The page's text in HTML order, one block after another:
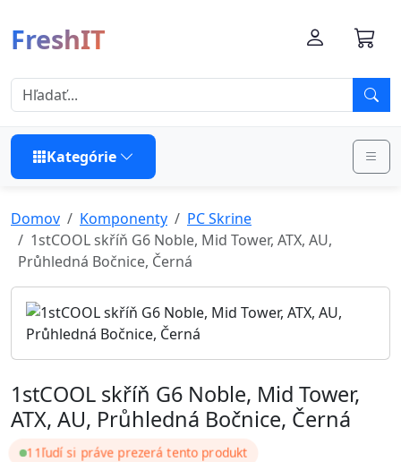
FreshIT
Kategórie
Domov Komponenty
PC Skrine
1stCOOL skříň G6 Noble, Mid Tower, ATX, AU,
Průhledná Bočnice, Černá
1stCOOL skříň G6 Noble, Mid Tower,
ATX, AU, Průhledná Bočnice, Černá
11ľudí si práve prezerá tento produkt